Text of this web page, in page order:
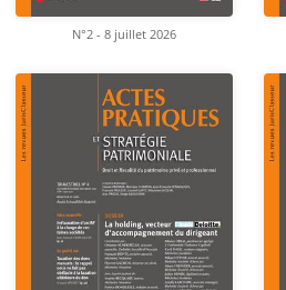
N°2 - 8 juillet 2026